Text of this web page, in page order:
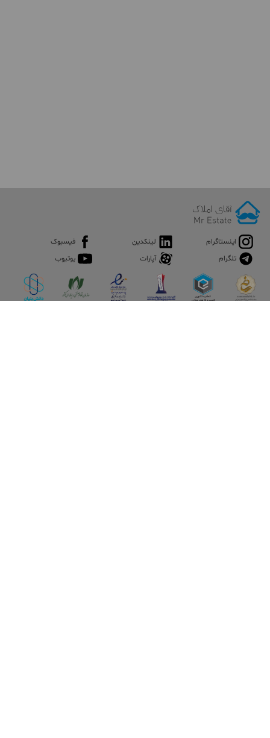
اینستاگرام لینکدین
فیسبوک
تلگرام
آپارات یوتیوب